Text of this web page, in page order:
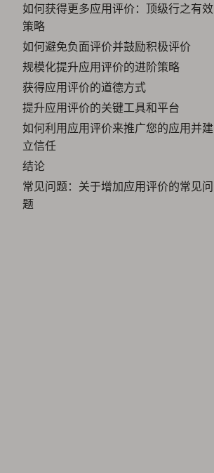
如何获得更多应用评价：顶级行之有效
策略
如何避免负面评价并鼓励积极评价
规模化提升应用评价的进阶策略
获得应用评价的道德方式
提升应用评价的关键工具和平台
如何利用应用评价来推广您的应用并建
立信任
结论
常见问题：关于增加应用评价的常见问
题